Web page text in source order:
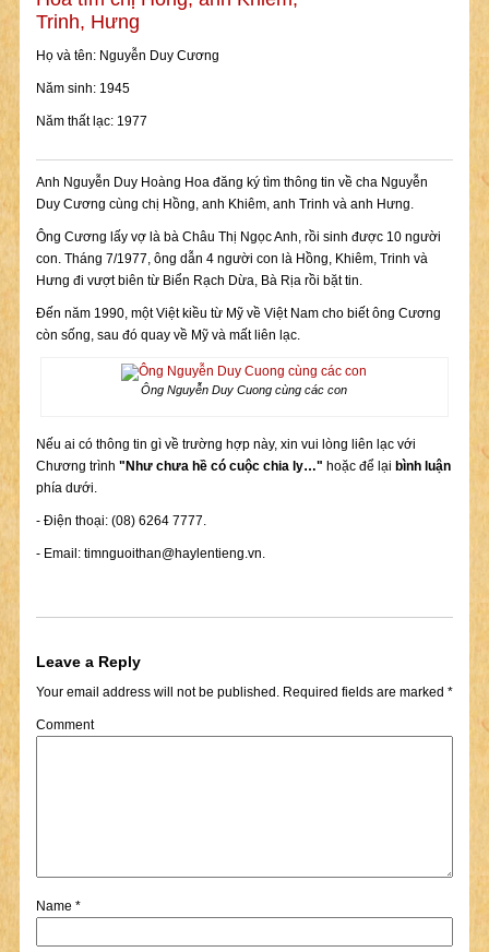
Trinh, Hưng
Họ và tên: Nguyễn Duy Cương
Năm sinh: 1945
Năm thất lạc: 1977
Anh Nguyễn Duy Hoàng Hoa đăng ký tìm thông tin về cha Nguyễn
Duy Cương cùng chị Hồng, anh Khiêm, anh Trinh và anh Hưng.
Ông Cương lấy vợ là bà Châu Thị Ngọc Anh, rồi sinh được 10 người
con. Tháng 7/1977, ông dẫn 4 người con là Hồng, Khiêm, Trinh và
Hưng đi vượt biên từ Biển Rạch Dừa, Bà Rịa rồi bặt tin.
Đến năm 1990, một Việt kiều từ Mỹ về Việt Nam cho biết ông Cương
còn sống, sau đó quay về Mỹ và mất liên lạc.
Ông Nguyễn Duy Cuong cùng các con
Nếu ai có thông tin gì về trường hợp này, xin vui lòng liên lạc với
Chương trình "Như chưa hề có cuộc chia ly…" hoặc để lại bình luận
phía dưới.
- Điện thoại: (08) 6264 7777.
- Email: timnguoithan@haylentieng.vn.
Leave a Reply
Your email address will not be published.Required fields are marked *
Comment
Name *